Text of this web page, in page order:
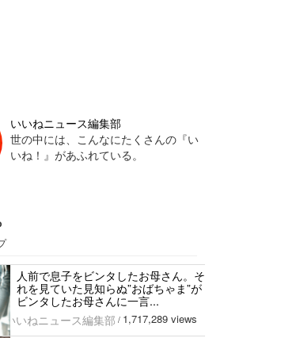
いいねニュース編集部
世の中には、こんなにたくさんの『い
いね！』があふれている。
人前で息子をビンタしたお母さん。そ
れを見ていた見知らぬ”おばちゃま”が
ビンタしたお母さんに一言...
いいねニュース編集部 / 1,717,289 views